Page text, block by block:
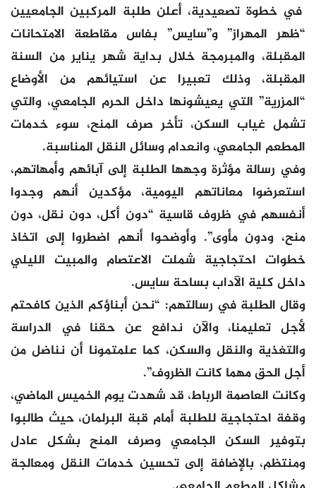
في خطوة تصعيدية، أعلن طلبة المركبين الجامعيين
“ظهر المهراز” و”سايس” بفاس مقاطعة الامتحانات
المقبلة، والمبرمجة خلال بداية شهر يناير من السنة
المقبلة، وذلك تعبيرا عن استيائهم من الأوضاع
“المزرية” التي يعيشونها داخل الحرم الجامعي، والتي
تشمل غياب السكن، تأخر صرف المنح، سوء خدمات
المطعم الجامعي، وانعدام وسائل النقل المناسبة.
وفي رسالة مؤثرة وجهها الطلبة إلى آبائهم وأمهاتهم،
استعرضوا معاناتهم اليومية، مؤكدين أنهم وجدوا
أنفسهم في ظروف قاسية “دون أكل، دون نقل، دون
منح، ودون مأوى”. وأوضحوا أنهم اضطروا إلى اتخاذ
خطوات احتجاجية شملت الاعتصام والمبيت الليلي
داخل كلية الآداب بساحة سايس.
وقال الطلبة في رسالتهم: “نحن أبناؤكم الذين كافحتم
لأجل تعليمنا، والآن ندافع عن حقنا في الدراسة
والتغذية والنقل والسكن، كما علمتمونا أن نناضل من
أجل الحق مهما كانت الظروف”.
وكانت العاصمة الرباط، قد شهدت يوم الخميس الماضي،
وقفة احتجاجية للطلبة أمام قبة البرلمان، حيث طالبوا
بتوفير السكن الجامعي وصرف المنح بشكل عادل
ومنتظم، بالإضافة إلى تحسين خدمات النقل ومعالجة